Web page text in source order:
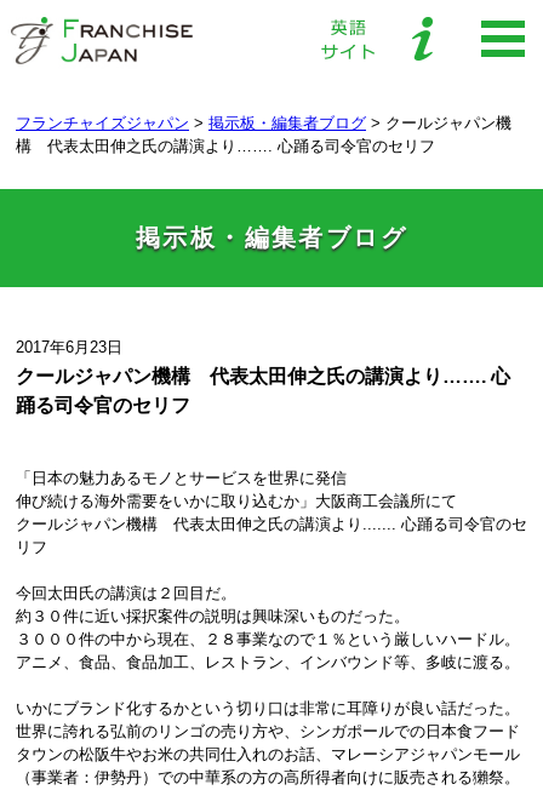
フランチャイズジャパン > 掲示板・編集者ブログ > クールジャパン機
構 代表太田伸之氏の講演より……. 心踊る司令官のセリフ
掲示板・編集者ブログ
2017年6月23日
クールジャパン機構 代表太田伸之氏の講演より……. 心
踊る司令官のセリフ
「日本の魅力あるモノとサービスを世界に発信
伸び続ける海外需要をいかに取り込むか」大阪商工会議所にて
クールジャパン機構　代表太田伸之氏の講演より....... 心踊る司令官のセ
リフ
今回太田氏の講演は２回目だ。
約３０件に近い採択案件の説明は興味深いものだった。
３０００件の中から現在、２８事業なので１％という厳しいハードル。
アニメ、食品、食品加工、レストラン、インバウンド等、多岐に渡る。
いかにブランド化するかという切り口は非常に耳障りが良い話だった。
世界に誇れる弘前のリンゴの売り方や、シンガポールでの日本食フード
タウンの松阪牛やお米の共同仕入れのお話、マレーシアジャパンモール
（事業者：伊勢丹）での中華系の方の高所得者向けに販売される獺祭。